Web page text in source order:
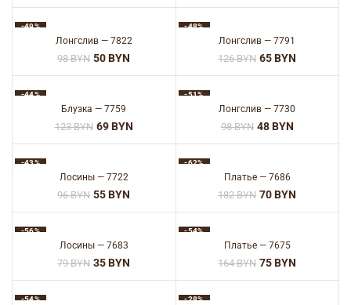
-49%
Лонгслив — 7822
98BYN 50BYN
-48%
Лонгслив — 7791
126BYN 65BYN
-44%
Блузка — 7759
123BYN 69BYN
-51%
Лонгслив — 7730
98BYN 48BYN
-43%
Лосины — 7722
96BYN 55BYN
-62%
Платье — 7686
182BYN 70BYN
-56%
Лосины — 7683
79BYN 35BYN
-54%
Платье — 7675
164BYN 75BYN
-54% -28%